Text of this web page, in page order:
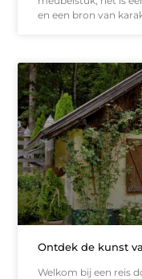
en een bron van
Ontdek de kunst
Welkom bij een reis